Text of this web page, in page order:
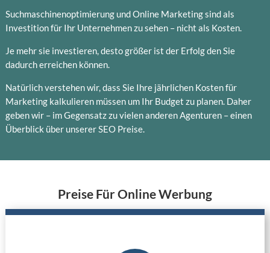
Suchmaschinenoptimierung und Online Marketing sind als
Investition für Ihr Unternehmen zu sehen – nicht als Kosten.
Je mehr sie investieren, desto größer ist der Erfolg den Sie
dadurch erreichen können.
Natürlich verstehen wir, dass Sie Ihre jährlichen Kosten für
Marketing kalkulieren müssen um Ihr Budget zu planen. Daher
geben wir – im Gegensatz zu vielen anderen Agenturen – einen
Überblick über unserer SEO Preise.
Preise Für Online Werbung